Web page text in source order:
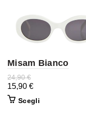
Misam Bianco
24,90€
15,90 €
Scegli